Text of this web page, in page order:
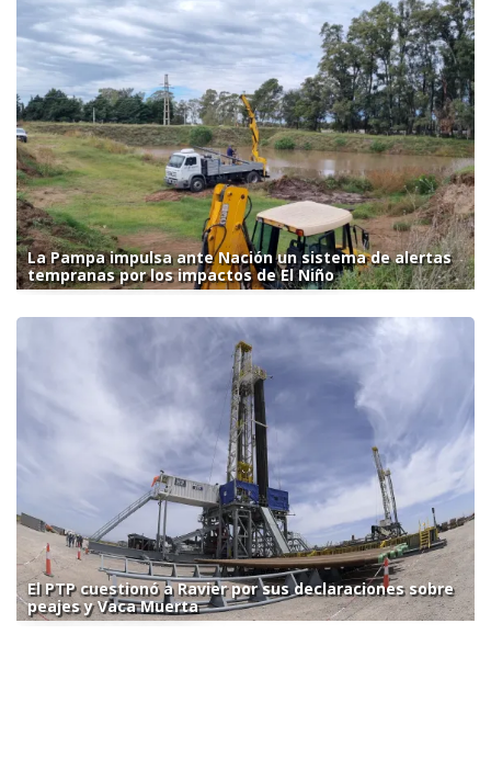
La Pampa impulsa ante Nación un sistema de alertas
tempranas por los impactos de El Niño
El PTP cuestionó a Ravier por sus declaraciones sobre
peajes y Vaca Muerta